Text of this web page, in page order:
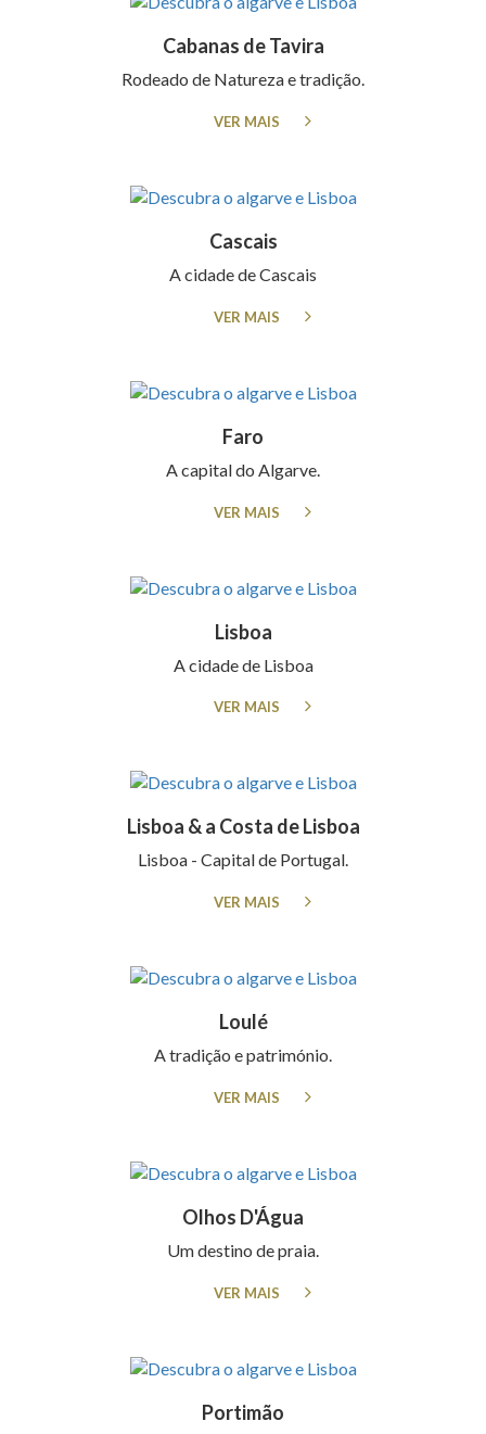
Cabanas de Tavira
Rodeado de Natureza e tradição.
VER MAIS
Cascais
A cidade de Cascais
VER MAIS
Faro
A capital do Algarve.
VER MAIS
Lisboa
A cidade de Lisboa
VER MAIS
Lisboa & a Costa de Lisboa
Lisboa - Capital de Portugal.
VER MAIS
Loulé
A tradição e património.
VER MAIS
Olhos D'Água
Um destino de praia.
VER MAIS
Portimão